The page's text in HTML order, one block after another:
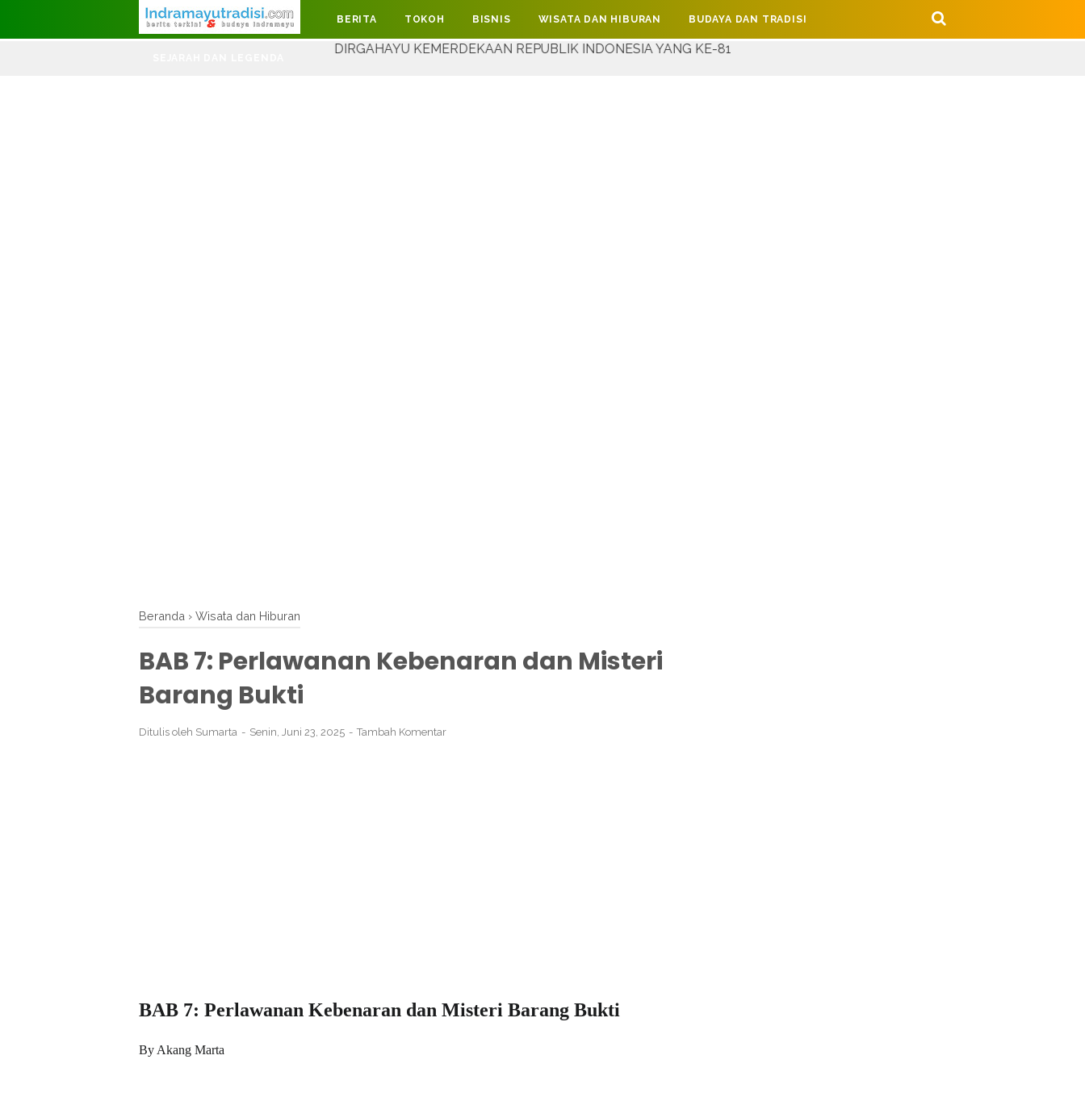
Judul Website
DIRGAHAYU KEMERDEKAAN REPUBLIK INDONESIA YANG KE-81
BERITA TOKOH BISNIS WISATA DAN HIBURAN BUDAYA DAN TRADISI
Beranda › Wisata dan Hiburan
BAB 7: Perlawanan Kebenaran dan Misteri
Barang Bukti
Ditulis oleh Sumarta Senin, Juni 23, 2025 Tambah Komentar
BAB 7: Perlawanan Kebenaran dan Misteri Barang Bukti
By Akang Marta